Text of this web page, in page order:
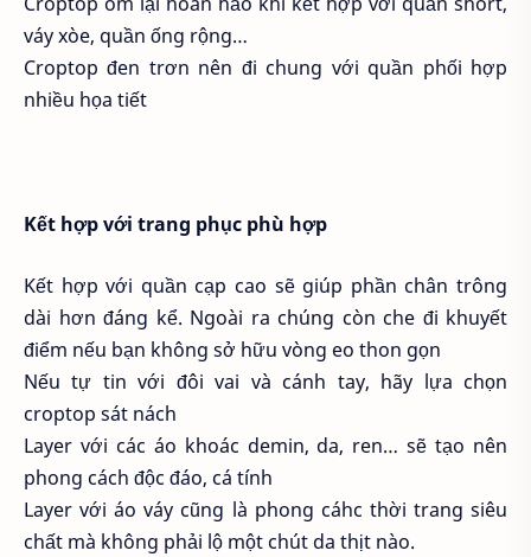
váy xòe, quần ống rộng…
Croptop đen trơn nên đi chung với quần phối hợp
nhiều họa tiết
Kết hợp với trang phục phù hợp
Kết hợp với quần cạp cao sẽ giúp phần chân trông
dài hơn đáng kể. Ngoài ra chúng còn che đi khuyết
điểm nếu bạn không sở hữu vòng eo thon gọn
Nếu tự tin với đôi vai và cánh tay, hãy lựa chọn
croptop sát nách
Layer với các áo khoác demin, da, ren… sẽ tạo nên
phong cách độc đáo, cá tính
Layer với áo váy cũng là phong cáhc thời trang siêu
chất mà không phải lộ một chút da thịt nào.